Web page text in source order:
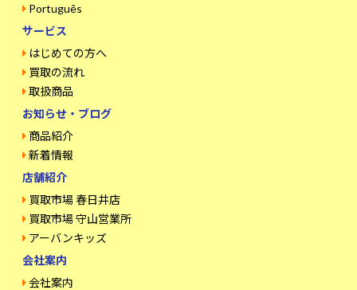
Português
サービス
はじめての方へ
買取の流れ
取扱商品
お知らせ・ブログ
商品紹介
新着情報
店舗紹介
買取市場 春日井店
買取市場 守山営業所
アーバンキッズ
会社案内
会社案内